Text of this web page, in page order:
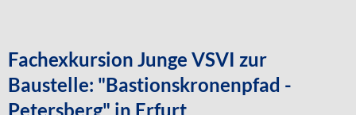
Fachexkursion Junge VSVI zur
Baustelle: "Bastionskronenpfad -
Petersberg" in Erfurt